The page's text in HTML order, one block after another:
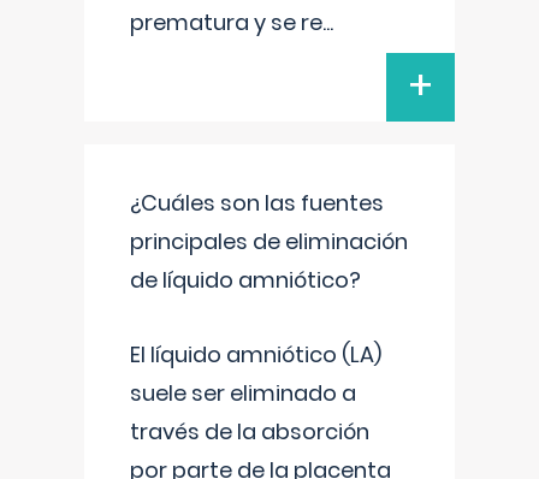
prematura y se re...
+
¿Cuáles son las fuentes
principales de eliminación
de líquido amniótico?
El líquido amniótico (LA)
suele ser eliminado a
través de la absorción
por parte de la placenta